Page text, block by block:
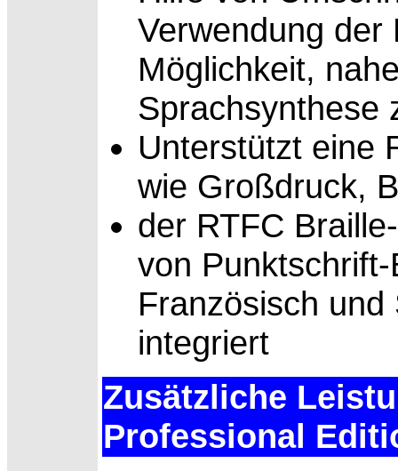
Verwendung der
Möglichkeit,
Sprachsynthese
Unterstützt eine
wie Großdruck,
der RTFC
von
Französisch
integriert
Zusätzliche
Professional